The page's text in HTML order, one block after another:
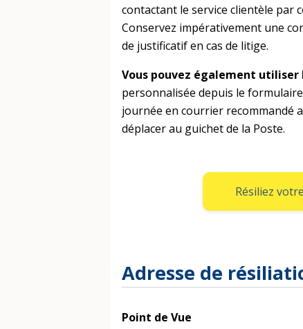
contactant le service clientèle par
Conservez impérativement une
de justificatif en cas de litige.
Vous pouvez également
personnalisée depuis le
journée en courrier recommandé
déplacer au guichet de la Poste.
Résiliez
Adresse de
Point de Vue